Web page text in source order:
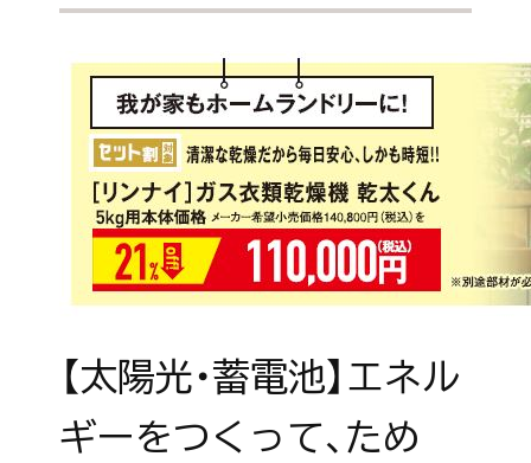
【太陽光・蓄電池】エネル
ギーをつくって、ため